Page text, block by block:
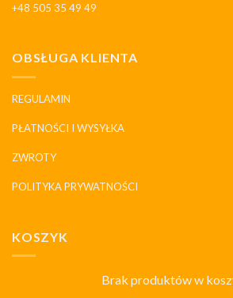
+48 505 35 49 49
OBSŁUGA KLIENTA
REGULAMIN
PŁATNOŚCI I WYSYŁKA
ZWROTY
POLITYKA PRYWATNOŚCI
KOSZYK
Brak produktów w